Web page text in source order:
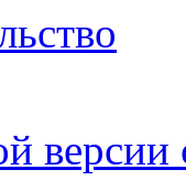
версии